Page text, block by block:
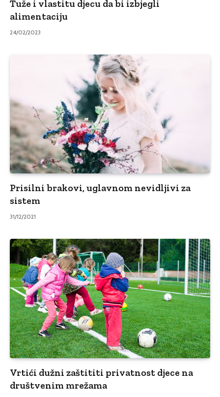
Tuže i vlastitu djecu da bi izbjegli
alimentaciju
24/02/2023
Prisilni brakovi, uglavnom nevidljivi za
sistem
31/12/2021
Vrtići dužni zaštititi privatnost djece na
društvenim mrežama